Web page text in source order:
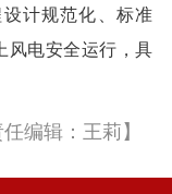
计规范化、标准
风电安全运行，具
任编辑：王莉】